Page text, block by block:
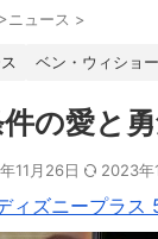
>ニュース >
ベン・ウィショー
の愛と
11月26日 2023年